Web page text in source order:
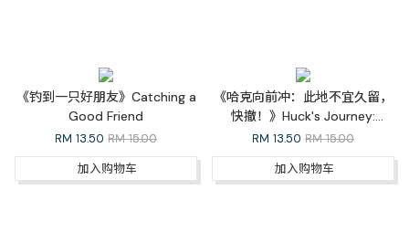
《钓到一只好朋友》Catching a
Good Friend
RM 13.50 RM 15.00
加入购物车
《哈克向前冲：此地不宜久留，
快撤！》Huck's Journey:
Something's Wrong Here, RUN!
RM 13.50 RM 15.00
加入购物车